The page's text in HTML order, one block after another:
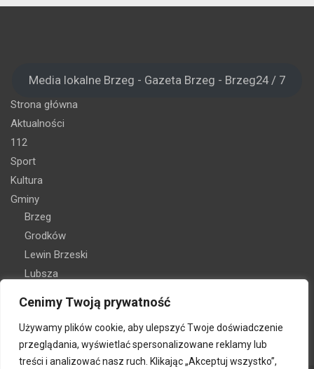
Cenimy Twoją prywatność
Używamy plików cookie, aby ulepszyć Twoje doświadczenie
przeglądania, wyświetlać spersonalizowane reklamy lub
treści i analizować nasz ruch. Klikając „Akceptuj wszystko”,
Media lokalne Brzeg - Gazeta Brzeg - Brzeg24 / 7
Strona główna
Aktualności
112
Sport
Kultura
Gminy
Brzeg
Grodków
Lewin Brzeski
Lubsza
Skarbimierz
Oferta reklamy
Kontakt